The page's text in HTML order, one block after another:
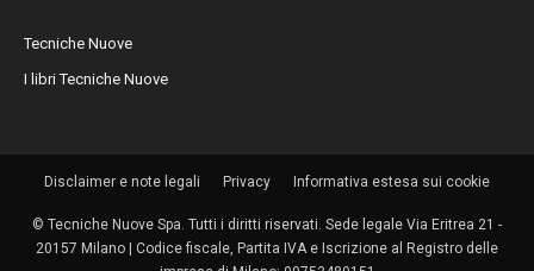
Tecniche Nuove
I libri Tecniche Nuove
Disclaimer e note legali Privacy Informativa estesa sui cookie
© Tecniche Nuove Spa. Tutti i diritti riservati. Sede legale Via Eritrea 21 -
20157 Milano | Codice fiscale, Partita IVA e Iscrizione al Registro delle